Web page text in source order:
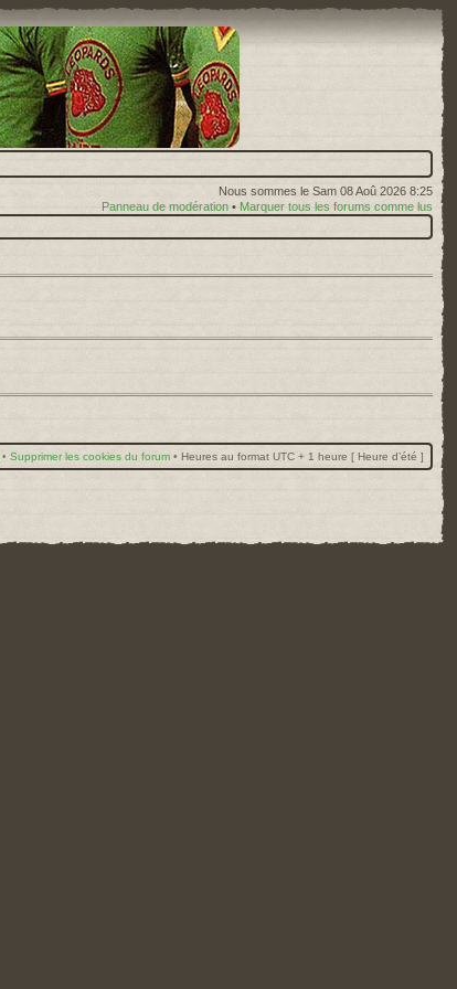
Nous sommes le Sam 08 Aoû 2026 8:25
Panneau de modération • Marquer tous les forums comme lus
• Supprimer les cookies du forum • Heures au format UTC + 1 heure [ Heure d’été ]